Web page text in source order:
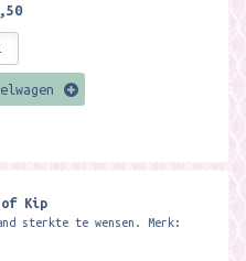
Kip
sterkte te wensen. Merk: